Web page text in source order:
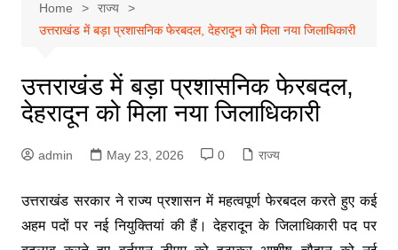
Home
राज्य
उत्तराखंड में बड़ा प्रशासनिक फेरबदल, देहरादून को मिला नया जिलाधिकारी
उत्तराखंड में बड़ा प्रशासनिक फेरबदल,
देहरादून को मिला नया जिलाधिकारी
admin May 23, 2026 0 राज्य
उत्तराखंड सरकार ने राज्य प्रशासन में महत्वपूर्ण फेरबदल करते हुए कई
अहम पदों पर नई नियुक्तियां की हैं। देहरादून के जिलाधिकारी पद पर